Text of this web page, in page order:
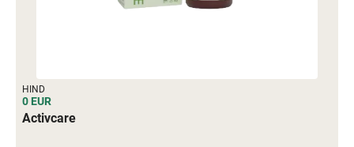
HIND
0 EUR
Activcare